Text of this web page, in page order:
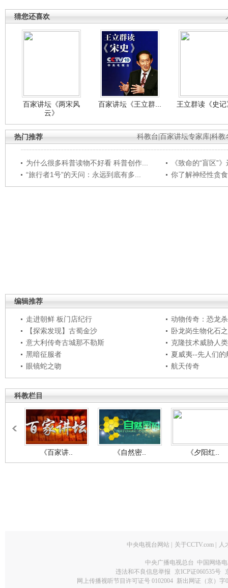
猜您还喜欢
百家讲坛《两宋风
云》
百家讲坛《王立群... 王立群读《史
科教台 百家讲坛专家库 科教
热门推荐
为什么很多科普读物不好看 科普创作...
《致命的“盲区”
“旅行者1号”的天问：永远到底有多...
你了解神经性贪
编辑推荐
走进朝鲜 板门店纪行
动物传奇：恐龙
【探索发现】古蜀金沙
卧龙岗生物化石
意大利传奇古城那不勒斯
克隆技术威胁人
黑暗征服者
夏威夷--先人们的
眼镜蛇之吻
航天传奇
科教栏目
《百家讲.. 《自然密.. 《夕阳红..
中央电视台网站 关于CCTV.com 人
中央广播电视总台 中国网络
违法和不良信息举报
京ICP证060535号
网上传播视听节目许可证号 0102004 新出网证（京）